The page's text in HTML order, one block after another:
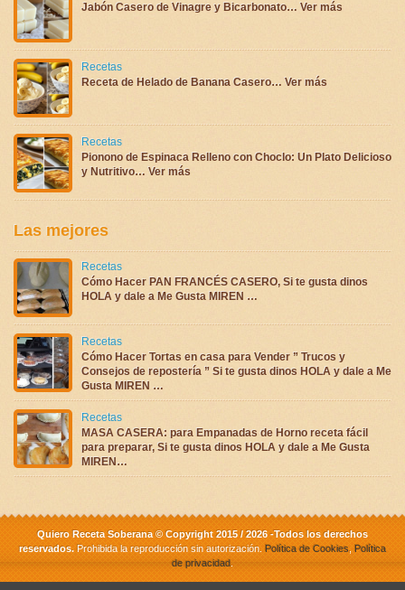
Jabón Casero de Vinagre y Bicarbonato… Ver más
Recetas
Receta de Helado de Banana Casero… Ver más
Recetas
Pionono de Espinaca Relleno con Choclo: Un Plato Delicioso
y Nutritivo… Ver más
Las mejores
Recetas
Cómo Hacer PAN FRANCÉS CASERO, Si te gusta dinos
HOLA y dale a Me Gusta MIREN …
Recetas
Cómo Hacer Tortas en casa para Vender ” Trucos y
Consejos de repostería ” Si te gusta dinos HOLA y dale a Me
Gusta MIREN …
Recetas
MASA CASERA: para Empanadas de Horno receta fácil
para preparar, Si te gusta dinos HOLA y dale a Me Gusta
MIREN…
Quiero Receta Soberana © Copyright 2015 / 2026 -Todos los derechos
reservados. Prohibida la reproducción sin autorización. Política de Cookies, Política
de privacidad.